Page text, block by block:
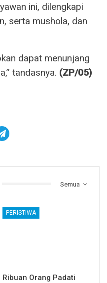
ini, dilengkapi
serta mushola, dan
dapat menunjang
tandasnya. (ZP/05)
Semua
PERISTIWA
Ribuan Orang Padati